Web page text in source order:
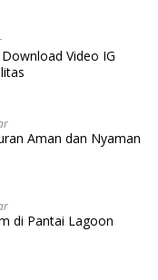
Video IG
Aman dan Nyaman
di Pantai Lagoon